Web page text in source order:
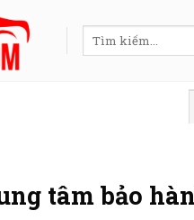
Tìm
kiếm:
tâm bảo